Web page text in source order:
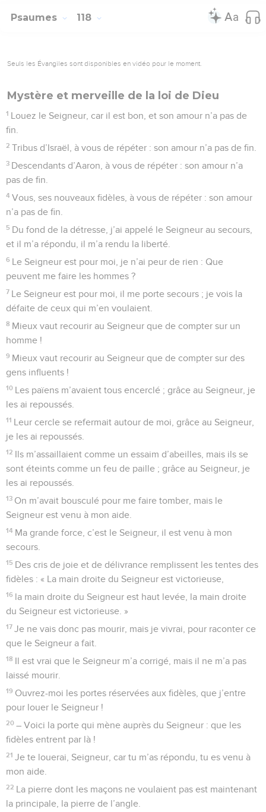
Psaumes 118
Seuls les Évangiles sont disponibles en vidéo pour le moment.
Mystère et merveille de la loi de Dieu
1 Louez le Seigneur, car il est bon, et son amour n’a pas de
fin.
2 Tribus d’Israël, à vous de répéter : son amour n’a pas de fin.
3 Descendants d’Aaron, à vous de répéter : son amour n’a
pas de fin.
4 Vous, ses nouveaux fidèles, à vous de répéter : son amour
n’a pas de fin.
5 Du fond de la détresse, j’ai appelé le Seigneur au secours,
et il m’a répondu, il m’a rendu la liberté.
6 Le Seigneur est pour moi, je n’ai peur de rien : Que
peuvent me faire les hommes ?
7 Le Seigneur est pour moi, il me porte secours ; je vois la
défaite de ceux qui m’en voulaient.
8 Mieux vaut recourir au Seigneur que de compter sur un
homme !
9 Mieux vaut recourir au Seigneur que de compter sur des
gens influents !
10 Les païens m’avaient tous encerclé ; grâce au Seigneur, je
les ai repoussés.
11 Leur cercle se refermait autour de moi, grâce au Seigneur,
je les ai repoussés.
12 Ils m’assaillaient comme un essaim d’abeilles, mais ils se
sont éteints comme un feu de paille ; grâce au Seigneur, je
les ai repoussés.
13 On m’avait bousculé pour me faire tomber, mais le
Seigneur est venu à mon aide.
14 Ma grande force, c’est le Seigneur, il est venu à mon
secours.
15 Des cris de joie et de délivrance remplissent les tentes des
fidèles : « La main droite du Seigneur est victorieuse,
16 la main droite du Seigneur est haut levée, la main droite
du Seigneur est victorieuse. »
17 Je ne vais donc pas mourir, mais je vivrai, pour raconter ce
que le Seigneur a fait.
18 Il est vrai que le Seigneur m’a corrigé, mais il ne m’a pas
laissé mourir.
19 Ouvrez-moi les portes réservées aux fidèles, que j’entre
pour louer le Seigneur !
20 – Voici la porte qui mène auprès du Seigneur : que les
fidèles entrent par là !
21 Je te louerai, Seigneur, car tu m’as répondu, tu es venu à
mon aide.
22 La pierre dont les maçons ne voulaient pas est maintenant
la principale, la pierre de l’angle.